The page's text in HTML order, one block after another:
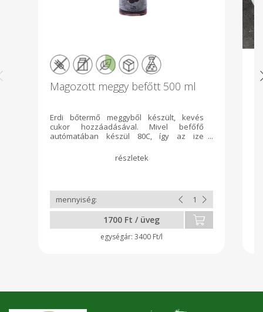
Magozott meggy befőtt 500 ml
Erdi bőtermő meggyből készült, kevés
cukor hozzáadásával. Mivel befőfő
autómatában készül 80C, így az ize
süteményekbe, szósznak és levesnek
1700 Ft / üveg
3400 Ft/l